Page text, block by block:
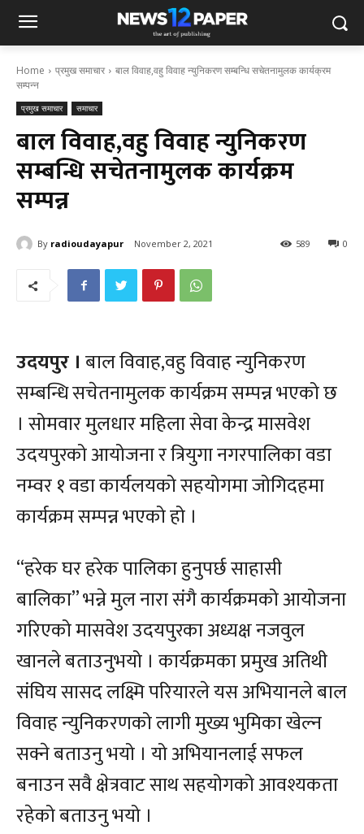
Home प्रमुख समाचार
बाल विवाह,वहु विवाह न्युनिकरण सम्बन्धि सचेतनामुलक कार्यक्रम
सम्पन्न
प्रमुख समाचार समाचार
बाल विवाह,वहु विवाह न्युनिकरण
सम्बन्धि सचेतनामुलक कार्यक्रम
सम्पन्न
By radioudayapur November 2, 2021 0
589
उदयपुर । बाल विवाह,वहु विवाह न्युनिकरण
सम्बन्धि सचेतनामुलक कार्यक्रम सम्पन्न भएको छ
। सोमवार मुलधार महिला सेवा केन्द्र मासवेश
उदयपुरको आयोजना र त्रियुगा नगरपालिका वडा
नम्वर १ वडा कार्यलयको सहयोगमा जोगिदहमा
कार्यक्रम सम्पन्न भएको हो ।
“हरेक घर हरेक पालिका हुनुपर्छ साहासी
बालिका” भन्ने मुल नारा संगै कार्यक्रमको आयोजना
गरिएको मासवेश उदयपुरका अध्यक्ष नजवुल
खानले बताउनुभयो । कार्यक्रमका प्रमुख अतिथी
संघिय सासद लक्ष्मि परियारले यस अभियानले बाल
विवाह न्युनिकरणको लागी मुख्य भुमिका खेल्न
सक्ने बताउनु भयो । यो अभियानलाई सफल
बनाउन सवै क्षेत्रवाट साथ सहयोगको आवश्यकता
रहेको बताउनु भयो ।